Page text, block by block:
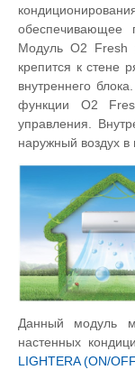
обеспечивающее
Модуль O2 Fresh
крепится к стене
внутреннего
функции O2
управления.
наружный воздух
Данный модуль
настенных
LIGHTERA (ON/